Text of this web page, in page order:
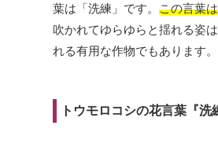
葉は「洗練」です。 この言葉
吹かれてゆらゆらと揺れる姿
れる有用な作物でもあります
トウモロコシの花言葉『洗